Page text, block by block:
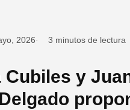
2026 3 minutos de lectura
Cubiles y